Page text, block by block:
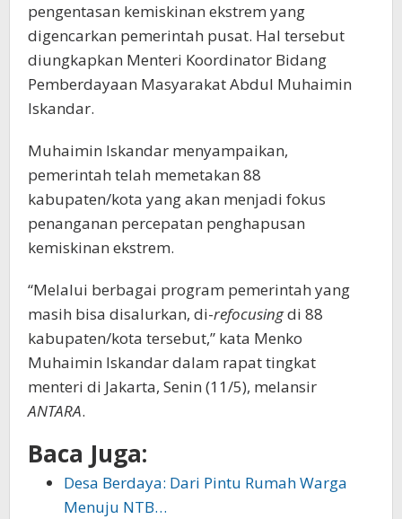
pengentasan kemiskinan ekstrem yang
digencarkan pemerintah pusat. Hal tersebut
diungkapkan Menteri Koordinator Bidang
Pemberdayaan Masyarakat Abdul Muhaimin
Iskandar.
Muhaimin Iskandar menyampaikan,
pemerintah telah memetakan 88
kabupaten/kota yang akan menjadi fokus
penanganan percepatan penghapusan
kemiskinan ekstrem.
“Melalui berbagai program pemerintah yang
masih bisa disalurkan, di-refocusingdi 88
kabupaten/kota tersebut,” kata Menko
Muhaimin Iskandar dalam rapat tingkat
menteri di Jakarta, Senin (11/5), melansir
ANTARA.
Baca Juga:
Desa Berdaya: Dari Pintu Rumah Warga
Menuju NTB…